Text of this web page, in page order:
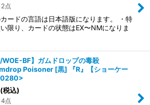
点
カードの言語は日本語版になります。 ・特
限り、カードの状態はEX〜NMになりま
WOE-BF】ガムドロップの毒殺
Poisoner [黒] 『R』【ショーケー
(税込)
点